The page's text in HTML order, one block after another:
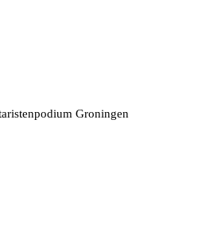
Groningen